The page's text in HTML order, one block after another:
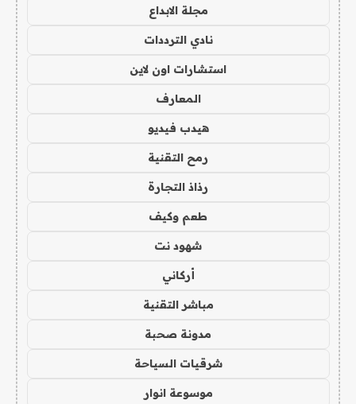
مجلة الابداع
نادي الترددات
استشارات اون لاين
المعارف
هيدب فيديو
رمح التقنية
رذاذ التجارة
طعم وكيف
شهود نت
أركاني
مباشر التقنية
مدونة صحبة
شرقيات السياحة
موسوعة انوار